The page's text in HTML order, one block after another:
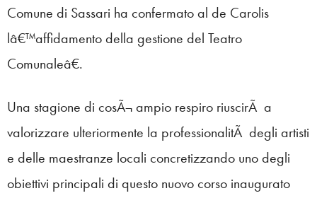
Comune di Sassari ha confermato al de Carolis
lâ€™affidamento della gestione del Teatro
Comunaleâ€.
Una stagione di cosÃ¬ ampio respiro riuscirÃ a
valorizzare ulteriormente la professionalitÃ degli artisti
e delle maestranze locali concretizzando uno degli
obiettivi principali di questo nuovo corso inaugurato